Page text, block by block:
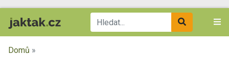
Domů »